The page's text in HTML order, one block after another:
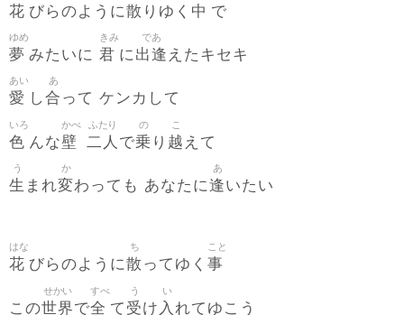
花 びらのように散 りゆく 中 で
夢
ゆめ
みたいに 君
きみ
に出逢
であ
えたキセキ
愛
あい
し合
あ
って ケンカして
色
いろ
んな壁
かべ
二人
ふたり
で乗
の
り 越
こ
えて
生
う
まれ変
か
わっても あなたに逢
あ
いたい
花
はな
びらのように散
ち
ってゆく 事
こと
この世界
せかい
で全
すべ
て 受
う
け 入
い
れてゆこう